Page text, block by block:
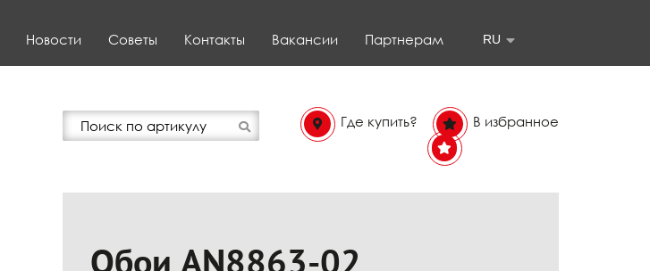
Новости Советы Контакты Вакансии Партнерам RU
Где купить? В избранное
Обои AN8863-02